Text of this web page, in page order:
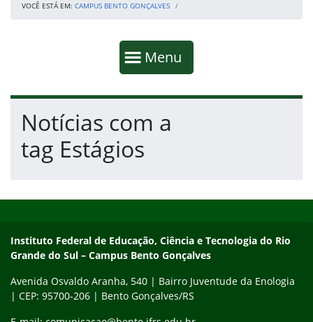
VOCÊ ESTÁ EM: CAMPUS BENTO GONÇALVES
Mostrar
Menu
Fim da navegação
Início do conteúdo
Notícias com a
tag Estágios
Contato
Instituto Federal de Educação, Ciência e Tecnologia do Rio
Grande do Sul – Campus Bento Gonçalves
Avenida Osvaldo Aranha, 540 | Bairro Juventude da Enologia
| CEP: 95700-206 | Bento Gonçalves/RS